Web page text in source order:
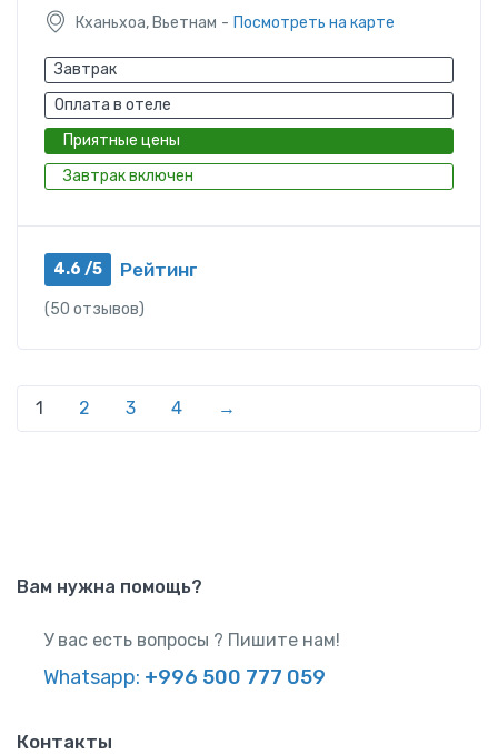
Кханьхоа, Вьетнам - Посмотреть на карте
Завтрак
Оплата в отеле
Приятные цены
Завтрак включен
4.6 /5 Рейтинг
(50 отзывов)
1 2 3 4 →
Вам нужна помощь?
У вас есть вопросы ? Пишите нам!
Whatsapp: +996 500 777 059
Контакты